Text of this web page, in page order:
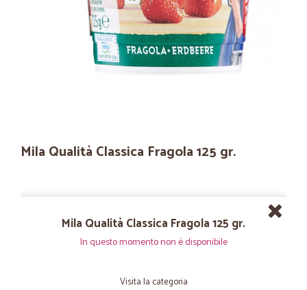
Mila Qualità Classica Fragola 125 gr.
Mila Qualità Classica Fragola 125 gr.
In questo momento non è disponibile
Visita la categoria